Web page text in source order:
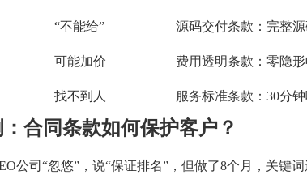
“不能给” 源码交付条款：完整
可能加价 费用透明条款：零隐
找不到人 服务标准条款：30分
合同条款如何保护客户？
公司“忽悠”，说“保证排名”，但做了8个月，关键